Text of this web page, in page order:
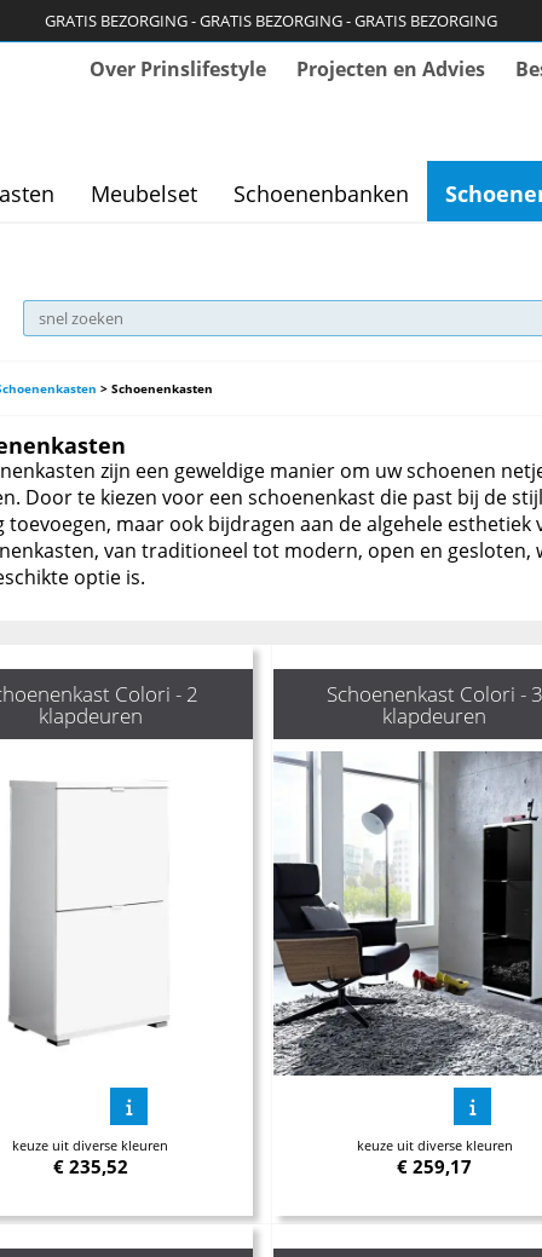
GRATIS BEZORGING - GRATIS BEZORGING - GRATIS BEZORGING
Over Prinslifestyle Projecten en Advies
Meubelset Schoenenbanken
> Schoenenkasten
zijn een geweldige manier om uw schoenen
Door te kiezen voor een schoenenkast die past bij de
toevoegen, maar ook bijdragen aan de algehele
van traditioneel tot modern, open en
optie is.
Colori - 2
klapdeuren
keuze uit diverse kleuren
€ 235,52
Schoenenkast Colori - 3
klapdeuren
keuze uit diverse kleuren
€259,17